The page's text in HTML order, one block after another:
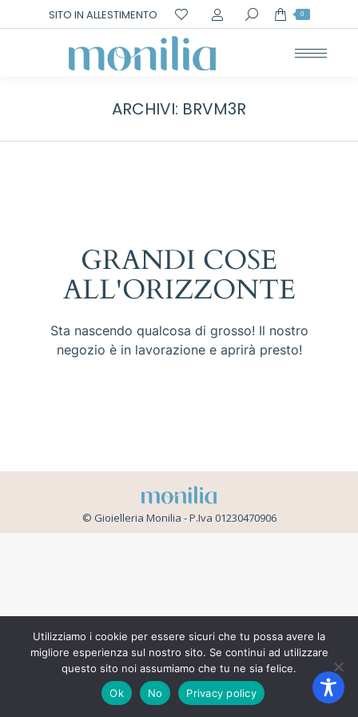
SITO IN ALLESTIMENTO Cerca: 0
ARCHIVI: BRVM3R
GRANDI COSE
ALL'ORIZZONTE
Sta nascendo qualcosa di grosso! Il nostro
negozio è in lavorazione e aprirà presto!
© Gioielleria Monilia - P.Iva 01230470906
Utilizziamo i cookie per essere sicuri che tu possa avere la
migliore esperienza sul nostro sito. Se continui ad utilizzare
questo sito noi assumiamo che tu ne sia felice.
Ok
No Privacy policy